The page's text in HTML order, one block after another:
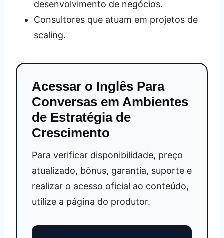
desenvolvimento de negócios.
Consultores que atuam em projetos de
scaling.
Acessar o Inglês Para
Conversas em Ambientes
de Estratégia de
Crescimento
Para verificar disponibilidade, preço
atualizado, bônus, garantia, suporte e
realizar o acesso oficial ao conteúdo,
utilize a página do produtor.